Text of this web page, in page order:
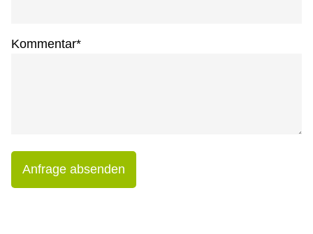
Kommentar*
Anfrage absenden